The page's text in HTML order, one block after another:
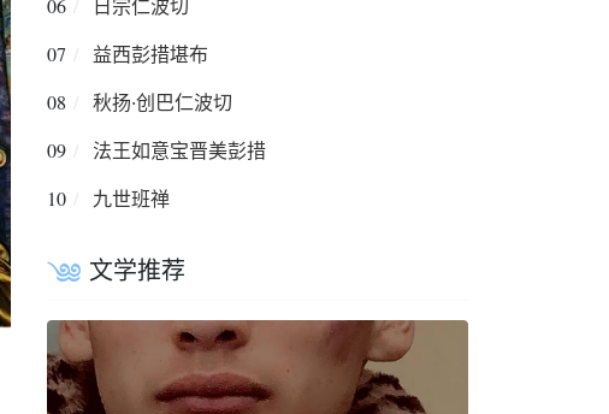
日宗仁波切
07 益西彭措堪布
08 秋扬·创巴仁波切
09 法王如意宝晋美彭措
10 九世班禅
文学推荐